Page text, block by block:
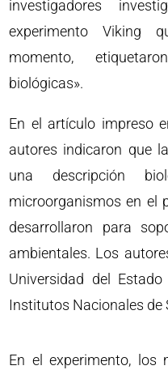
investigadores
experimento Viking
momento,
biológicas».
En el artículo impreso
autores indicaron que
una descripción
microorganismos en el
desarrollaron para
ambientales. Los
Universidad del
Institutos Nacionales de
En el experimento, los